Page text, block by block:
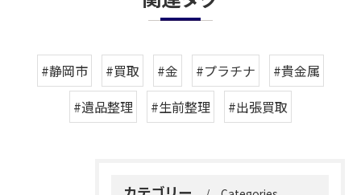
#静岡市 #買取 #金 #プラチナ
#貴金属
#遺品整理
#生前整理 #出張買取